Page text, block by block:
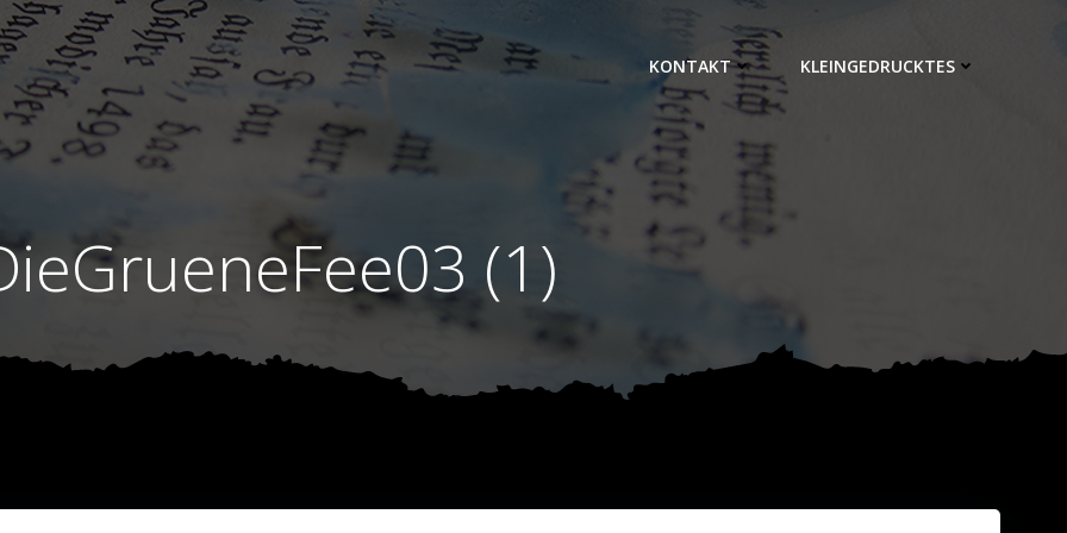
KONTAKT KLEINGEDRUCKTES
(1)